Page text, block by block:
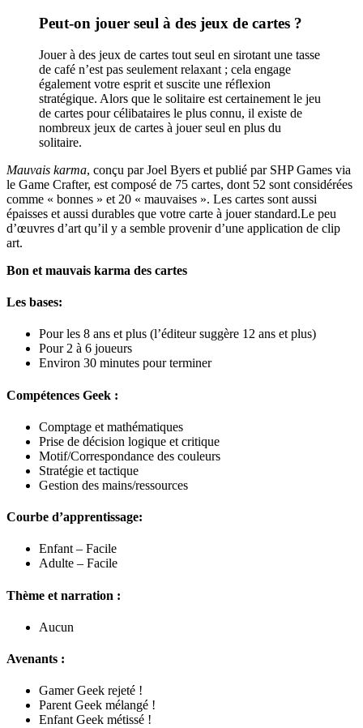
Peut-on jouer seul à des jeux de cartes ?
Jouer à des jeux de cartes tout seul en sirotant une tasse
de café n’est pas seulement relaxant ; cela engage
également votre esprit et suscite une réflexion
stratégique. Alors que le solitaire est certainement le jeu
de cartes pour célibataires le plus connu, il existe de
nombreux jeux de cartes à jouer seul en plus du
solitaire.
Mauvais karma, conçu par Joel Byers et publié par SHP Games via
le Game Crafter, est composé de 75 cartes, dont 52 sont considérées
comme « bonnes » et 20 « mauvaises ». Les cartes sont aussi
épaisses et aussi durables que votre carte à jouer standard.Le peu
d’œuvres d’art qu’il y a semble provenir d’une application de clip
art.
Bon et mauvais karma des cartes
Les bases:
Pour les 8 ans et plus (l’éditeur suggère 12 ans et plus)
Pour 2 à 6 joueurs
Environ 30 minutes pour terminer
Compétences Geek :
Comptage et mathématiques
Prise de décision logique et critique
Motif/Correspondance des couleurs
Stratégie et tactique
Gestion des mains/ressources
Courbe d’apprentissage:
Enfant – Facile
Adulte – Facile
Thème et narration :
Aucun
Avenants :
Gamer Geek rejeté !
Parent Geek mélangé !
Enfant Geek métissé !